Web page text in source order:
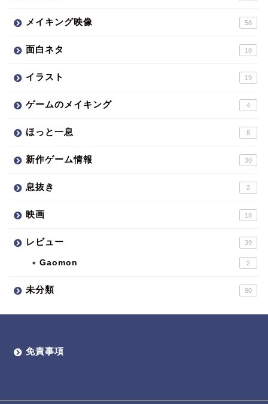
メイキング映像 58
面白ネタ 18
イラスト 19
ゲームのメイキング 4
ほっと一息 8
新作ゲーム情報 30
息抜き 2
映画 18
レビュー 39
Gaomon 2
未分類 90
免責事項